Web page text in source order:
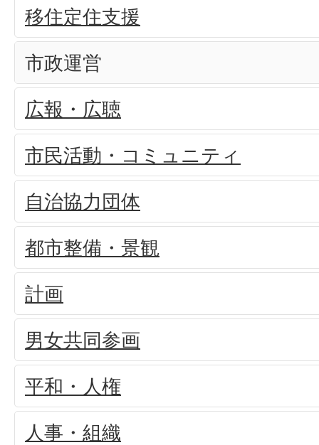
移住定住支援
市政運営
広報・広聴
市民活動・コミュニティ
自治協力団体
都市整備・景観
計画
男女共同参画
平和・人権
人事・組織